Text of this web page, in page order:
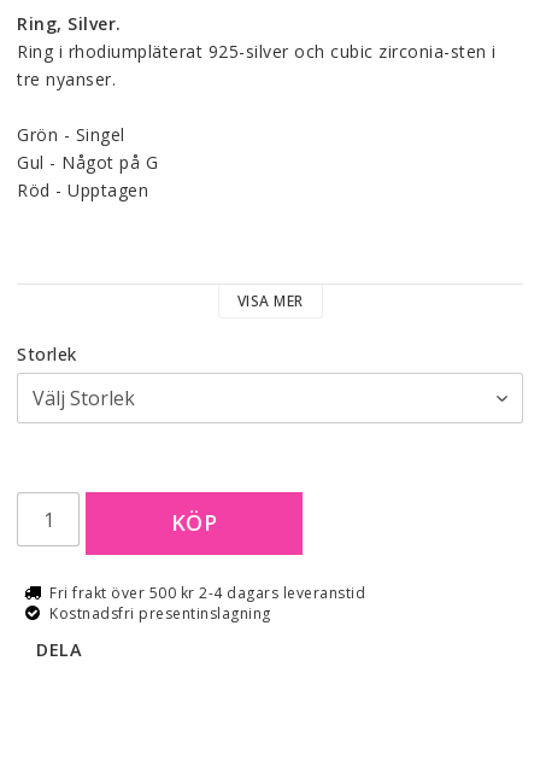
Ring, Silver.
Ring i rhodiumpläterat 925-silver och cubic zirconia-sten i
tre nyanser.
Grön - Singel
Gul - Något på G
Röd - Upptagen
VISA MER
Storlek
KÖP
Fri frakt över 500 kr 2-4 dagars leveranstid
Kostnadsfri presentinslagning
DELA